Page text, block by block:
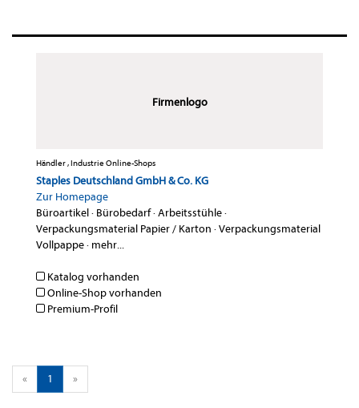
Firmenlogo
Händler , Industrie Online-Shops
Staples Deutschland GmbH & Co. KG
Zur Homepage
Büroartikel· Bürobedarf·Arbeitsstühle·
Verpackungsmaterial Papier / Karton ·Verpackungsmaterial
Vollpappe· mehr...
Katalog vorhanden
Online-Shop vorhanden
Premium-Profil
« 1 »